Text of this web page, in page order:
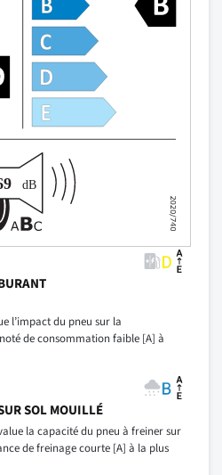
l’impact du pneu sur la
de consommation faible [A] à
SOL MOUILLÉ
la capacité du pneu à freiner sur
de freinage courte [A] à la plus